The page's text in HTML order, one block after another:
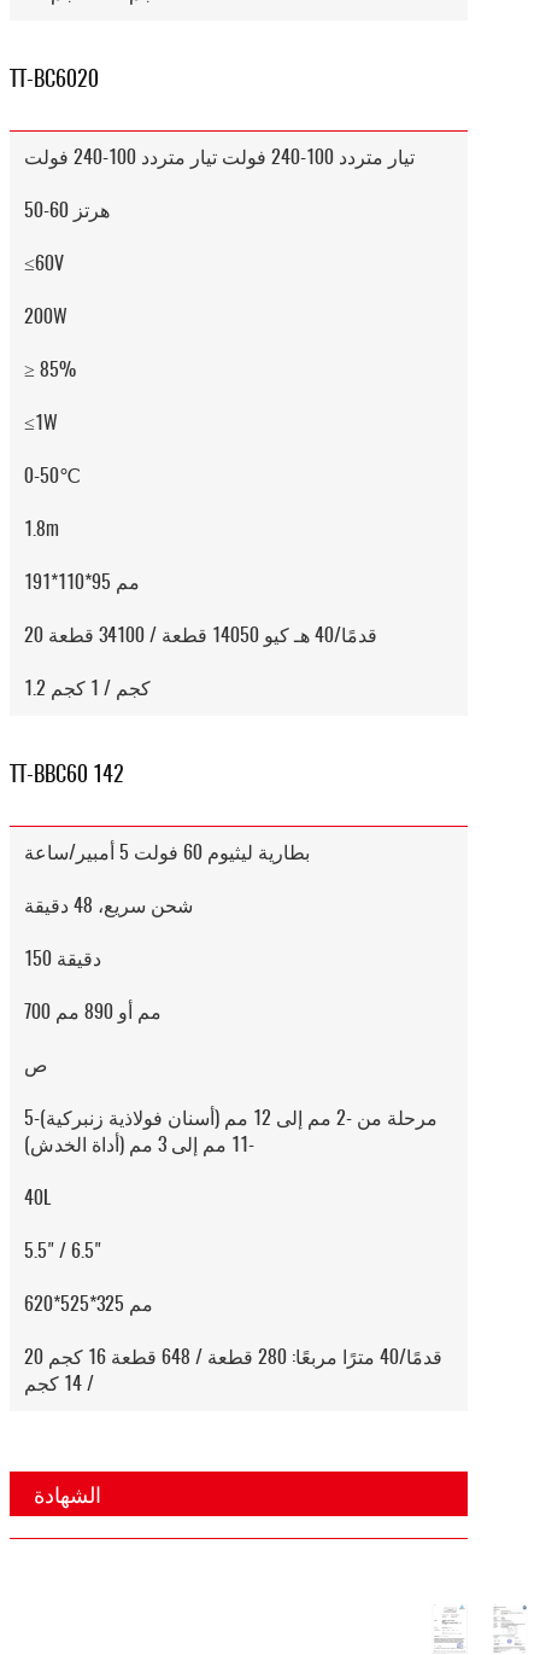
TT-BC6020
تيار متردد 100-240 فولت تيار متردد 100-240 فولت
50-60 هرتز
≤60V
200W
≥ 85%
≤1W
0-50℃
1.8m
191*110*95 مم
20 قدمًا/40 هـ كيو 14050 قطعة / 34100 قطعة
1.2 كجم / 1 كجم
TT-BBC60 142
بطارية ليثيوم 60 فولت 5 أمبير/ساعة
شحن سريع، 48 دقيقة
150 دقيقة
700 مم أو 890 مم
ص
5-مرحلة من -2 مم إلى 12 مم (أسنان فولاذية زنبركية)
-11 مم إلى 3 مم (أداة الخدش)
40L
5.5" / 6.5"
620*525*325 مم
20 قدمًا/40 مترًا مربعًا: 280 قطعة / 648 قطعة 16 كجم
/ 14 كجم
الشهادة
شهادة
EMC